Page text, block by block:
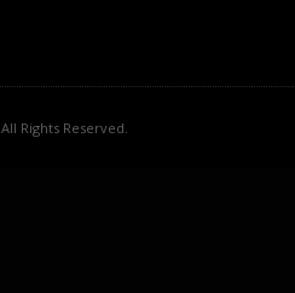
Rights Reserved.